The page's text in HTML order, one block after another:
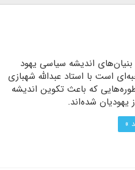
اندیشه سیاسی یهود
است با استاد عبدالله شهبازی
كه باعث تكوین اندیشه
یهودیان شده‌اند.
»